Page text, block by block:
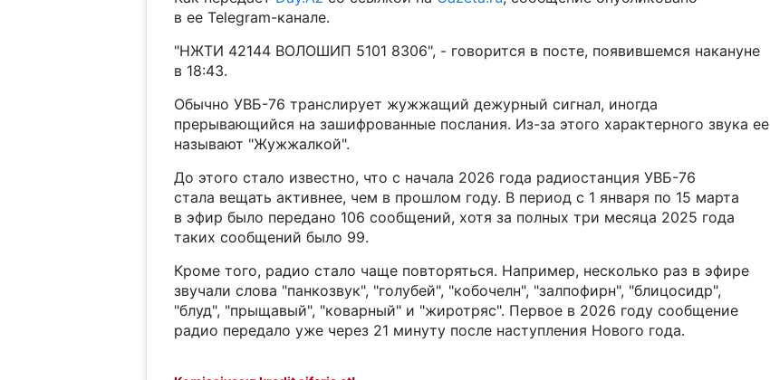
в ее Telegram-канале.
"НЖТИ 42144 ВОЛОШИП 5101 8306", - говорится в посте, появившемся накануне
в 18:43.
Обычно УВБ-76 транслирует жужжащий дежурный сигнал, иногда
прерывающийся на зашифрованные послания. Из-за этого характерного звука ее
называют "Жужжалкой".
До этого стало известно, что с начала 2026 года радиостанция УВБ-76
стала вещать активнее, чем в прошлом году. В период с 1 января по 15 марта
в эфир было передано 106 сообщений, хотя за полных три месяца 2025 года
таких сообщений было 99.
Кроме того, радио стало чаще повторяться. Например, несколько раз в эфире
звучали слова "панкозвук", "голубей", "кобочелн", "залпофирн", "блицосидр",
"блуд", "прыщавый", "коварный" и "жиротряс". Первое в 2026 году сообщение
радио передало уже через 21 минуту после наступления Нового года.